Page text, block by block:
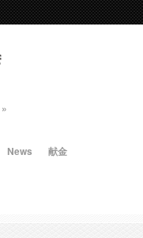
»
News 献金